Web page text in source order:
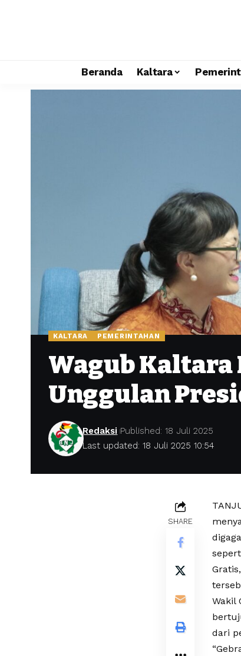
Beranda Kaltara
KALTARA PEMERINTAHAN
Wagub Kaltara
Unggulan
Last updated: 18 Juli 2025 10:54
Redaksi Published: 18 Juli 2025
SHARE
Wakil
dari